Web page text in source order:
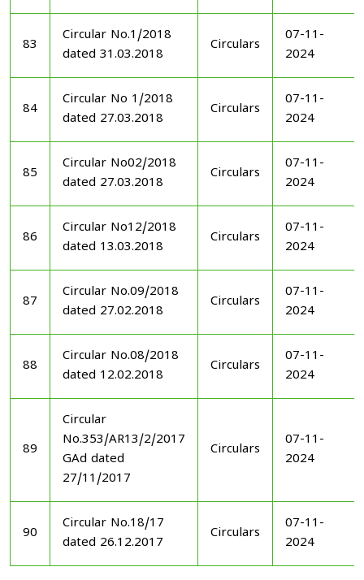
83
Circular No.1/2018
dated 31.03.2018
Circulars
07-11-
2024
84
Circular No 1/2018
dated 27.03.2018
Circulars
07-11-
2024
85
Circular No02/2018
dated 27.03.2018
Circulars
07-11-
2024
86
Circular No12/2018
dated 13.03.2018
Circulars
07-11-
2024
87
Circular No.09/2018
dated 27.02.2018
Circulars
07-11-
2024
88
Circular No.08/2018
dated 12.02.2018
Circulars
07-11-
2024
89
Circular
No.353/AR13/2/2017
GAd dated
27/11/2017
Circulars
07-11-
2024
90
Circular No.18/17
dated 26.12.2017
Circulars
07-11-
2024